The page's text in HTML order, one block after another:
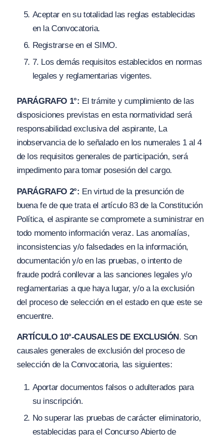
Aceptar en su totalidad las reglas establecidas
en la Convocatoria.
Registrarse en el SIMO.
7. Los demás requisitos establecidos en normas
legales y reglamentarias vigentes.
PARÁGRAFO 1°: El trámite y cumplimiento de las
disposiciones previstas en esta normatividad será
responsabilidad exclusiva del aspirante, La
inobservancia de lo señalado en los numerales 1 al 4
de los requisitos generales de participación, será
impedimento para tomar posesión del cargo.
PARÁGRAFO 2°: En virtud de la presunción de
buena fe de que trata el artículo 83 de la Constitución
Política, el aspirante se compromete a suministrar en
todo momento información veraz. Las anomalías,
inconsistencias y/o falsedades en la información,
documentación y/o en las pruebas, o intento de
fraude podrá conllevar a las sanciones legales y/o
reglamentarias a que haya lugar, y/o a la exclusión
del proceso de selección en el estado en que este se
encuentre.
ARTÍCULO 10°-CAUSALES DE EXCLUSIÓN . Son
causales generales de exclusión del proceso de
selección de la Convocatoria, las siguientes:
Aportar documentos falsos o adulterados para
su inscripción.
No superar las pruebas de carácter eliminatorio,
establecidas para el Concurso Abierto de